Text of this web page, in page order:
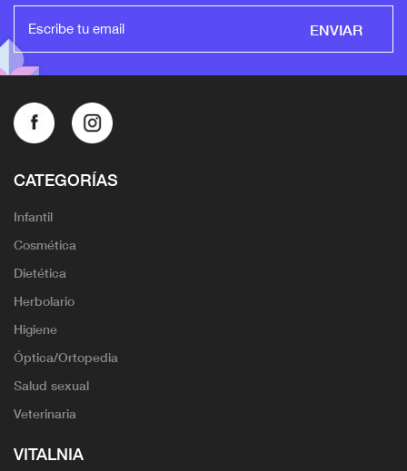
ENVIAR
CATEGORÍAS
Infantil
Cosmética
Dietética
Herbolario
Higiene
Óptica/Ortopedia
Salud sexual
Veterinaria
VITALNIA